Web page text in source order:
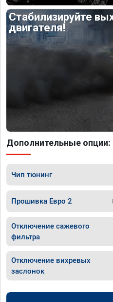
Стабилизируйте
двигателя!
Дополнительные опции:
Чип тюнинг
Прошивка Евро 2
Отключение сажевого
фильтра
Отключение вихревых
заслонок